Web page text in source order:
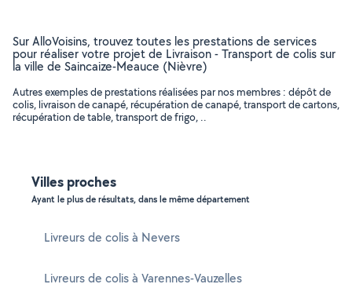
Sur AlloVoisins, trouvez toutes les prestations de services
pour réaliser votre projet de Livraison - Transport de colis sur
la ville de Saincaize-Meauce (Nièvre)
Autres exemples de prestations réalisées par nos membres : dépôt de
colis, livraison de canapé, récupération de canapé, transport de cartons,
récupération de table, transport de frigo, ..
Villes proches
Ayant le plus de résultats, dans le même département
Livreurs de colis à Nevers
Livreurs de colis à Varennes-Vauzelles